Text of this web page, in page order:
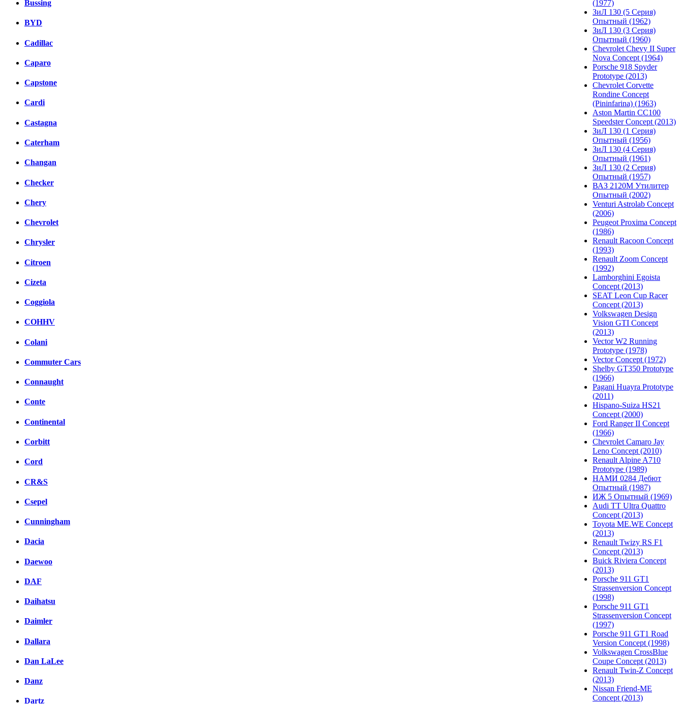
Bussing
BYD
Cadillac
Caparo
Capstone
Cardi
Castagna
Caterham
Changan
Checker
Chery
Chevrolet
Chrysler
Citroen
Cizeta
Coggiola
COHHV
Colani
Commuter Cars
Connaught
Conte
Continental
Corbitt
Cord
CR&S
Csepel
Cunningham
Dacia
Daewoo
DAF
Daihatsu
Daimler
Dallara
Dan LaLee
Danz
Dartz
(1977)
ЗиЛ 130 (5 Серия)
Опытный (1962)
ЗиЛ 130 (3 Серия)
Опытный (1960)
Chevrolet Chevy II Super
Nova Concept (1964)
Porsche 918 Spyder
Prototype (2013)
Chevrolet Corvette
Rondine Concept
(Pininfarina) (1963)
Aston Martin CC100
Speedster Concept (2013)
ЗиЛ 130 (1 Серия)
Опытный (1956)
ЗиЛ 130 (4 Серия)
Опытный (1961)
ЗиЛ 130 (2 Серия)
Опытный (1957)
ВАЗ 2120М Утилитер
Опытный (2002)
Venturi Astrolab Concept
(2006)
Peugeot Proxima Concept
(1986)
Renault Racoon Concept
(1993)
Renault Zoom Concept
(1992)
Lamborghini Egoista
Concept (2013)
SEAT Leon Cup Racer
Concept (2013)
Volkswagen Design
Vision GTI Concept
(2013)
Vector W2 Running
Prototype (1978)
Vector Concept (1972)
Shelby GT350 Prototype
(1966)
Pagani Huayra Prototype
(2011)
Hispano-Suiza HS21
Concept (2000)
Ford Ranger II Concept
(1966)
Chevrolet Camaro Jay
Leno Concept (2010)
Renault Alpine A710
Prototype (1989)
НАМИ 0284 Дебют
Опытный (1987)
ИЖ 5 Опытный (1969)
Audi TT Ultra Quattro
Concept (2013)
Toyota ME.WE Concept
(2013)
Renault Twizy RS F1
Concept (2013)
Buick Riviera Concept
(2013)
Porsche 911 GT1
Strassenversion Concept
(1998)
Porsche 911 GT1
Strassenversion Concept
(1997)
Porsche 911 GT1 Road
Version Concept (1998)
Volkswagen CrossBlue
Coupe Concept (2013)
Renault Twin-Z Concept
(2013)
Nissan Friend-ME
Concept (2013)